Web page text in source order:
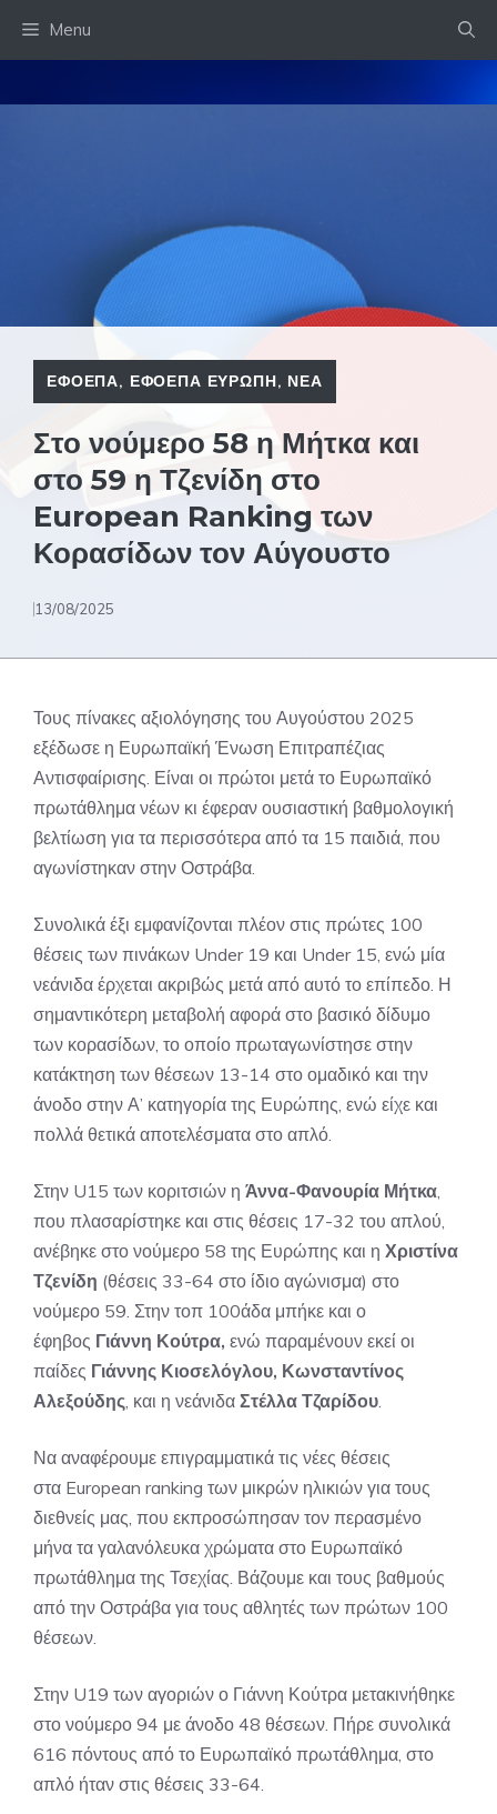
Menu
ΕΦΟΕΠΑ, ΕΦΟΕΠΑ ΕΥΡΩΠΗ, ΝΕΑ
Στο νούμερο 58 η Μήτκα και
στο 59 η Τζενίδη στο
European Ranking των
Κορασίδων τον Αύγουστο
13/08/2025
Τους πίνακες αξιολόγησης του Αυγούστου 2025
εξέδωσε η Ευρωπαϊκή Ένωση Επιτραπέζιας
Αντισφαίρισης. Είναι οι πρώτοι μετά το Ευρωπαϊκό
πρωτάθλημα νέων κι έφεραν ουσιαστική βαθμολογική
βελτίωση για τα περισσότερα από τα 15 παιδιά, που
αγωνίστηκαν στην Οστράβα.
Συνολικά έξι εμφανίζονται πλέον στις πρώτες 100
θέσεις των πινάκων Under 19 και Under 15, ενώ μία
νεάνιδα έρχεται ακριβώς μετά από αυτό το επίπεδο. Η
σημαντικότερη μεταβολή αφορά στο βασικό δίδυμο
των κορασίδων, το οποίο πρωταγωνίστησε στην
κατάκτηση των θέσεων 13-14 στο ομαδικό και την
άνοδο στην Α’ κατηγορία της Ευρώπης, ενώ είχε και
πολλά θετικά αποτελέσματα στο απλό.
Στην U15 των κοριτσιών η Άννα-Φανουρία Μήτκα,
που πλασαρίστηκε και στις θέσεις 17-32 του απλού,
ανέβηκε στο νούμερο 58 της Ευρώπης και η Χριστίνα
Τζενίδη (θέσεις 33-64 στο ίδιο αγώνισμα) στο
νούμερο 59. Στην τοπ 100άδα μπήκε και ο
έφηβος Γιάννη Κούτρα, ενώ παραμένουν εκεί οι
παίδες Γιάννης Κιοσελόγλου, Κωνσταντίνος
Αλεξούδης, και η νεάνιδα Στέλλα Τζαρίδου.
Να αναφέρουμε επιγραμματικά τις νέες θέσεις
στα European ranking των μικρών ηλικιών για τους
διεθνείς μας, που εκπροσώπησαν τον περασμένο
μήνα τα γαλανόλευκα χρώματα στο Ευρωπαϊκό
πρωτάθλημα της Τσεχίας. Βάζουμε και τους βαθμούς
από την Οστράβα για τους αθλητές των πρώτων 100
θέσεων.
Στην U19 των αγοριών ο Γιάννη Κούτρα μετακινήθηκε
στο νούμερο 94 με άνοδο 48 θέσεων. Πήρε συνολικά
616 πόντους από το Ευρωπαϊκό πρωτάθλημα, στο
απλό ήταν στις θέσεις 33-64.